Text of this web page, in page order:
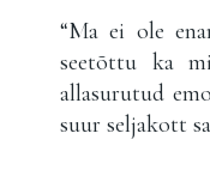
“Ma ei ole
seetõttu ka
allasurutud
suur seljakott